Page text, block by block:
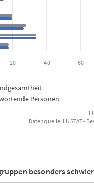
Personen
20 40 60
Datenquelle: LUSTAT -
besonders